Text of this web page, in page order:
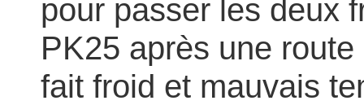
pour passer les deux
PK25 après une
fait froid et mauvais